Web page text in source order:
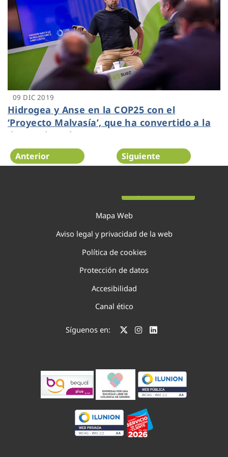
09 DIC 2019
Hidrogea y Anse en la COP25 con el
‘Proyecto Malvasía’, que ha convertido a la
depuradora de Cartagena en una
infraestructura verde
Anterior Siguiente
Mapa Web
Aviso legal y privacidad de la web
Política de cookies
Protección de datos
Accesibilidad
Canal ético
Síguenos en: